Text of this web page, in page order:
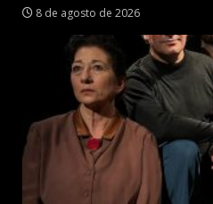
8 de agosto de 2026